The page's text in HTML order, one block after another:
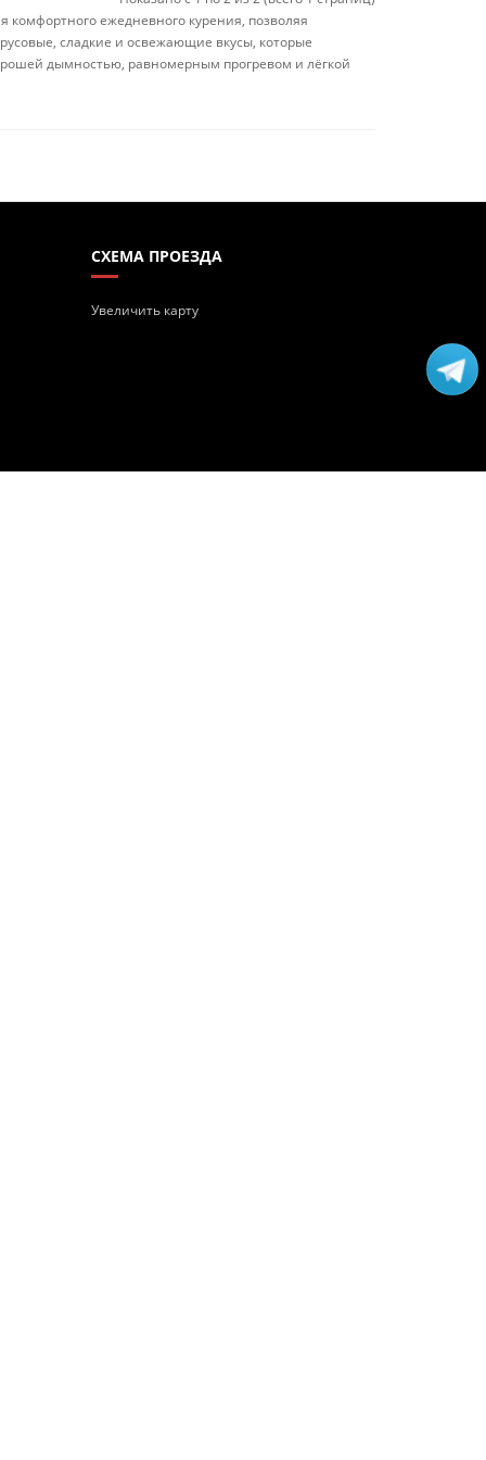
ежедневного курения, позволяя
сладкие и освежающие вкусы, которые
дымностью, равномерным прогревом и лёгкой
СХЕМА ПРОЕЗДА
Увеличить карту